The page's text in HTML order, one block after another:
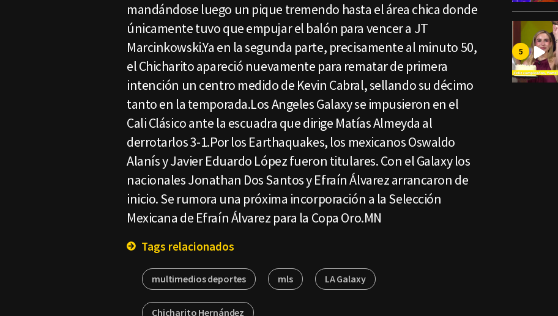
mandándose luego un pique tremendo hasta el área chica donde
únicamente tuvo que empujar el balón para vencer a JT
Marcinkowski.Ya en la segunda parte, precisamente al minuto 50,
el Chicharito apareció nuevamente para rematar de primera
intención un centro medido de Kevin Cabral, sellando su décimo
tanto en la temporada.Los Angeles Galaxy se impusieron en el
Cali Clásico ante la escuadra que dirige Matías Almeyda al
derrotarlos 3-1.Por los Earthaquakes, los mexicanos Oswaldo
Alanís y Javier Eduardo López fueron titulares. Con el Galaxy los
nacionales Jonathan Dos Santos y Efraín Álvarez arrancaron de
inicio. Se rumora una próxima incorporación a la Selección
Mexicana de Efraín Álvarez para la Copa Oro.MN
Tags relacionados
multimedios deportes mls LA Galaxy
Chicharito Hernández